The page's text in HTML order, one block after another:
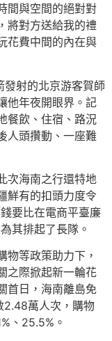
間與空間的絕對對
將對方送給我的禮
花費中間的內在與
發射的北京游客賀師
他年夜開眼界。記
餐飲、住宿、路況
人頭攢動、一座難
次海南之行還特地
鮮有的扣頭力度令
要比在電商平臺廉
其排起了長隊。
物等政策助力下，
之際掀起新一輪花
首日，海南離島免
2.48萬人次，購物
、25.5%。